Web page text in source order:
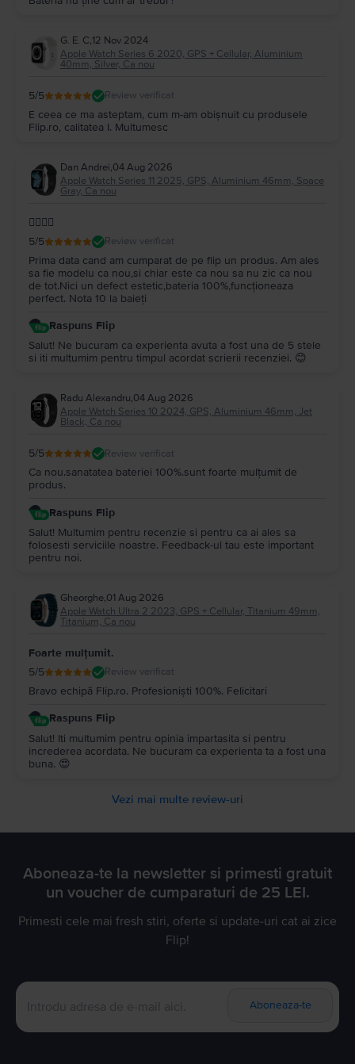
G. E. C,12 Nov 2024
Apple Watch Series 6 2020, GPS + Cellular, Aluminium
40mm, Silver, Ca nou
5/5 Review verificat
E ceea ce ma asteptam, cum m-am obișnuit cu produsele
Flip.ro, calitatea I. Multumesc
Dan Andrei,04 Aug 2026
Apple Watch Series 11 2025, GPS, Aluminium 46mm, Space
Gray, Ca nou
👌🏼👌🏼
5/5 Review verificat
Prima data cand am cumparat de pe flip un produs. Am ales
sa fie modelu ca nou,si chiar este ca nou sa nu zic ca nou
de tot.Nici un defect estetic,bateria 100%,funcționeaza
perfect. Nota 10 la baieți
Raspuns Flip
Salut! Ne bucuram ca experienta avuta a fost una de 5 stele
si iti multumim pentru timpul acordat scrierii recenziei. 😊
Radu Alexandru,04 Aug 2026
Apple Watch Series 10 2024, GPS, Aluminium 46mm, Jet
Black, Ca nou
5/5 Review verificat
Ca nou.sanatatea bateriei 100%.sunt foarte mulțumit de
produs.
Raspuns Flip
Salut! Multumim pentru recenzie si pentru ca ai ales sa
folosesti serviciile noastre. Feedback-ul tau este important
pentru noi.
Gheorghe,01 Aug 2026
Apple Watch Ultra 2 2023, GPS + Cellular, Titanium 49mm,
Titanium, Ca nou
Foarte mulțumit.
5/5 Review verificat
Bravo echipă Flip.ro. Profesioniști 100%. Felicitari
Raspuns Flip
Salut! Iti multumim pentru opinia impartasita si pentru
increderea acordata. Ne bucuram ca experienta ta a fost una
buna. 😍
Vezi mai multe review-uri
Aboneaza-te la newsletter si primesti gratuit
un voucher de cumparaturi de 25 LEI.
Primesti cele mai fresh stiri, oferte si update-uri cat ai zice
Flip!
Aboneaza-te